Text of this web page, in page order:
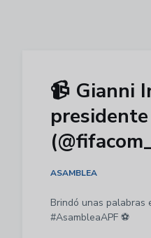
📹 Gianni
ASAMBLEA
Brindó unas palabras
#AsambleaAPF ⚽